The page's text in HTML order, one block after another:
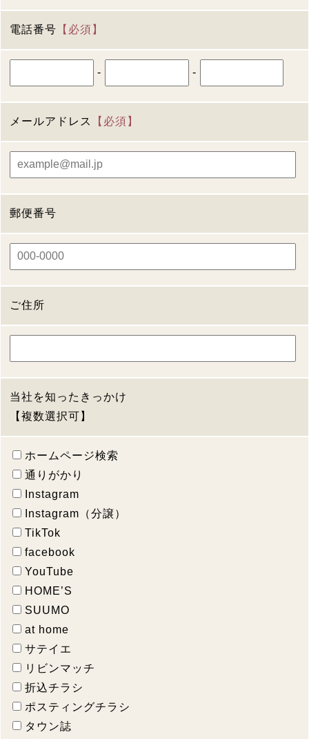
電話番号 【必須】
- -
メールアドレス 【必須】
郵便番号
ご住所
当社を知ったきっかけ
【複数選択可】
ホームページ検索
通りがかり
Instagram
Instagram（分譲）
TikTok
facebook
YouTube
HOME’S
SUUMO
at home
サテイエ
リビンマッチ
折込チラシ
ポスティングチラシ
タウン誌